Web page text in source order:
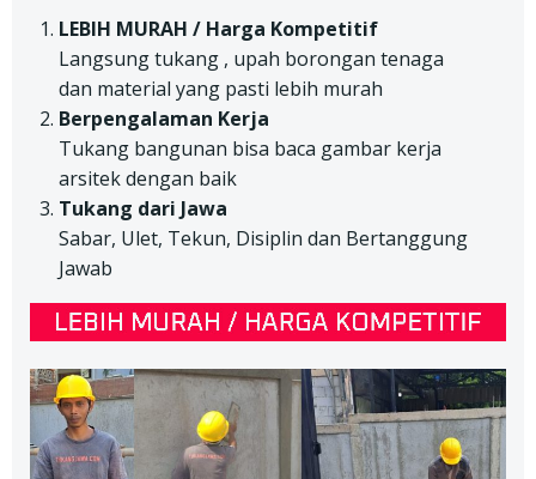
LEBIH MURAH / Harga Kompetitif
Langsung tukang , upah borongan tenaga
dan material yang pasti lebih murah
Berpengalaman Kerja
Tukang bangunan bisa baca gambar kerja
arsitek dengan baik
Tukang dari Jawa
Sabar, Ulet, Tekun, Disiplin dan Bertanggung
Jawab